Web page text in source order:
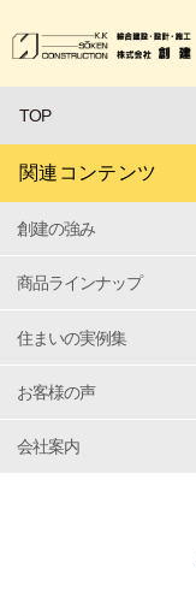
TOP
関連コンテンツ
創建の強み
商品ラインナップ
住まいの実例集
お客様の声
会社案内